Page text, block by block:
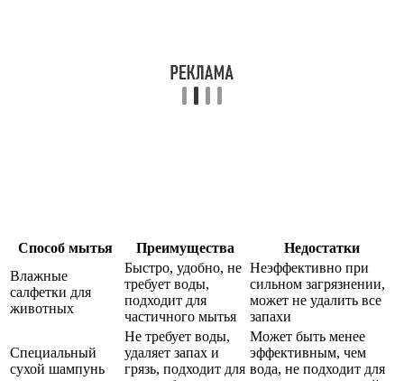
Способ мытья Преимущества
Недостатки
Влажные
салфетки для
животных
Быстро, удобно, не
требует воды,
подходит для
частичного мытья
Неэффективно при
сильном загрязнении,
может не удалить все
запахи
Специальный
сухой шампунь
Не требует воды,
удаляет запах и
грязь, подходит для
Может быть менее
эффективным, чем
вода, не подходит для